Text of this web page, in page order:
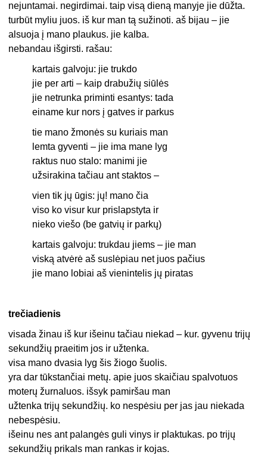
nejuntamai. negirdimai. taip visą dieną manyje jie dūžta.
turbūt myliu juos. iš kur man tą sužinoti. aš bijau – jie
alsuoja į mano plaukus. jie kalba.
nebandau išgirsti. rašau:
kartais galvoju: jie trukdo
jie per arti – kaip drabužių siūlės
jie netrunka priminti esantys: tada
einame kur nors į gatves ir parkus
tie mano žmonės su kuriais man
lemta gyventi – jie ima mane lyg
raktus nuo stalo: manimi jie
užsirakina tačiau ant staktos –
vien tik jų ūgis: jų! mano čia
viso ko visur kur prislapstyta ir
nieko viešo (be gatvių ir parkų)
kartais galvoju: trukdau jiems – jie man
viską atvėrė aš suslėpiau net juos pačius
jie mano lobiai aš vienintelis jų piratas
trečiadienis
visada žinau iš kur išeinu tačiau niekad – kur. gyvenu trijų
sekundžių praeitim jos ir užtenka.
visa mano dvasia lyg šis žiogo šuolis.
yra dar tūkstančiai metų. apie juos skaičiau spalvotuos
moterų žurnaluos. išsyk pamiršau man
užtenka trijų sekundžių. ko nespėsiu per jas jau niekada
nebespėsiu.
išeinu nes ant palangės guli vinys ir plaktukas. po trijų
sekundžių prikals man rankas ir kojas.